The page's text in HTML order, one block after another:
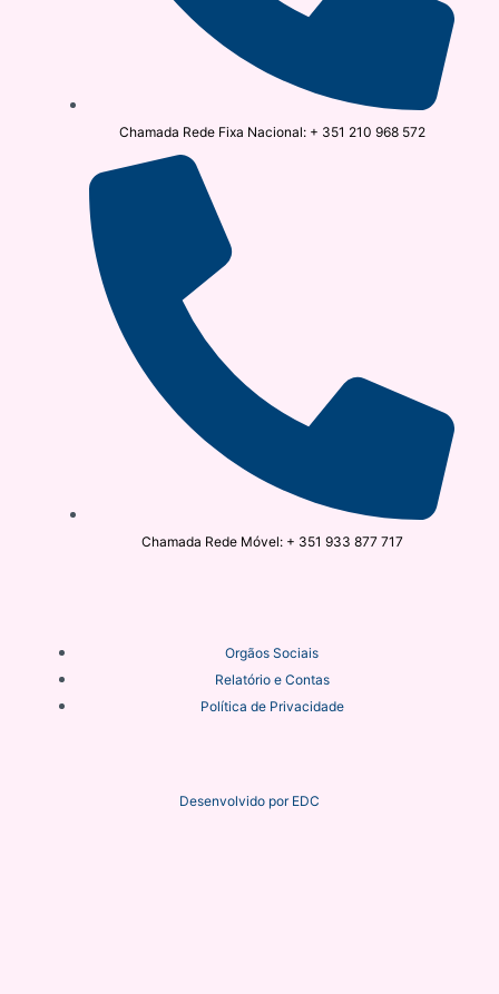
Chamada Rede Fixa Nacional: + 351 210 968 572
Chamada Rede Móvel: + 351 933 877 717
Orgãos Sociais
Relatório e Contas
Política de Privacidade
Desenvolvido por EDC